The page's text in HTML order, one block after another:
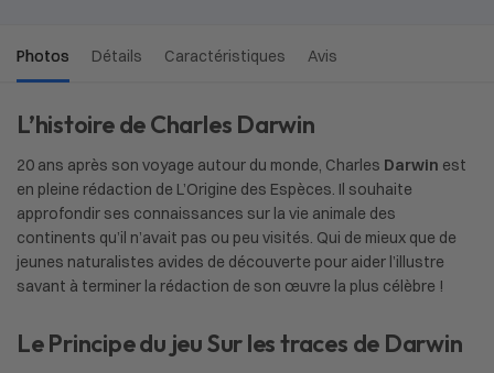
Photos Détails Caractéristiques Avis
L’histoire de Charles Darwin
20 ans après son voyage autour du monde, Charles Darwin est
en pleine rédaction de L’Origine des Espèces. Il souhaite
approfondir ses connaissances sur la vie animale des
continents qu’il n’avait pas ou peu visités. Qui de mieux que de
jeunes naturalistes avides de découverte pour aider l’illustre
savant à terminer la rédaction de son œuvre la plus célèbre !
Le Principe du jeu Sur les traces de Darwin